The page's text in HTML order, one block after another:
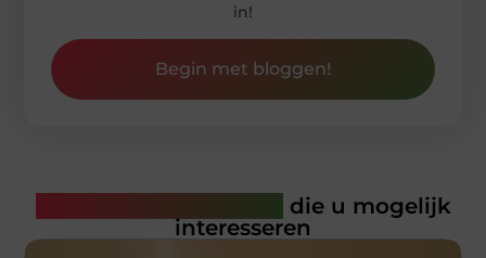
in!
Begin met bloggen!
die u mogelijk
interesseren